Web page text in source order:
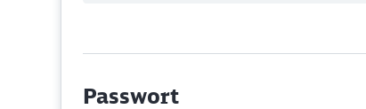
Passwort